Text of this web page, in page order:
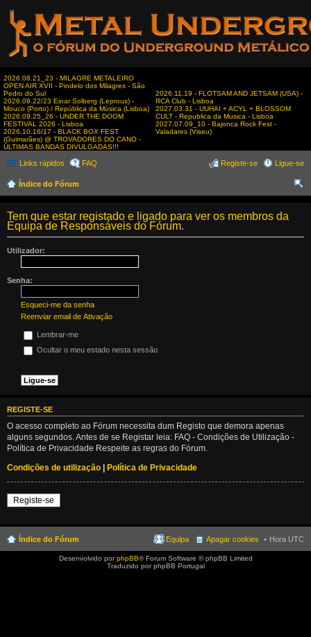
2026.08.21_23 - MILAGRE METALEIRO
OPEN AIR XVII - Pindelo dos Milagres - São
Pedro do Sul
2026.09.22/23 Einar Solberg (Leprous) -
Mouco (Porto) / República da Música (Lisboa)
2026.09.25_26 - UNDER THE DOOM
FESTIVAL 2026 - Lisboa
2026.10.16/17 - BLACK BOX FEST
(Guimarães) @ TROVADORES DO CANO -
ÚLTIMAS BANDAS DIVULGADAS!!!
2026.11.19 - FLOTSAM AND JETSAM (USA) -
RCA Club - Lisboa
2027.03.31 - UUHAI + ACYL + BLOSSOM
CULT - Republica da Musica - Lisboa
2027.07.09_10 - Bajonca Rock Fest -
Valadares (Viseu)
Links rápidos FAQ Ligue-se
Registe-se
Índice do Fórum
Tem que estar registado e ligado para ver os membros da
Equipa de Responsáveis do Fórum.
Utilizador:
Senha:
Esqueci-me da senha
Reenviar email de Ativação
Lembrar-me
Ocultar o meu estado nesta sessão
REGISTE-SE
O acesso completo ao Fórum necessita dum Registo que demora apenas
alguns segundos. Antes de se Registar leia: FAQ - Condições de Utilização -
Política de Privacidade Respeite as regras do Fórum.
Condições de utilização | Política de Privacidade
Registe-se
Índice do Fórum Hora UTC
Apagar cookies
Equipa
Desenvolvido porphpBB® Forum Software © phpBB Limited
Traduzido por phpBB Portugal